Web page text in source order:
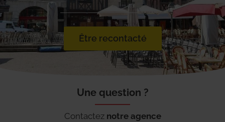
Être recontacté
Une question ?
Contactez notre agence